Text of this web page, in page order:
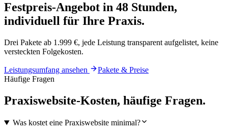
Festpreis-Angebot in 48 Stunden,
individuell für Ihre Praxis.
Drei Pakete ab 1.999 €, jede Leistung transparent aufgelistet, keine
versteckten Folgekosten.
Leistungsumfang ansehen
Pakete & Preise
Häufige Fragen
Praxiswebsite-Kosten, häufige Fragen.
Was kostet eine Praxiswebsite minimal?